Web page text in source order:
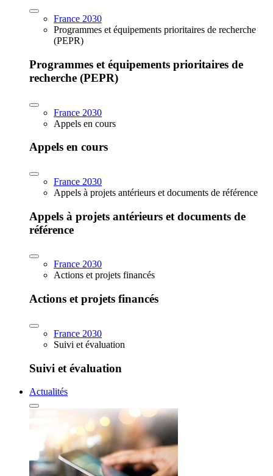
France 2030
Programmes et équipements prioritaires de recherche
(PEPR)
Programmes et équipements prioritaires de
recherche (PEPR)
France 2030
Appels en cours
Appels en cours
France 2030
Appels à projets antérieurs et documents de référence
Appels à projets antérieurs et documents de
référence
France 2030
Actions et projets financés
Actions et projets financés
France 2030
Suivi et évaluation
Suivi et évaluation
Actualités